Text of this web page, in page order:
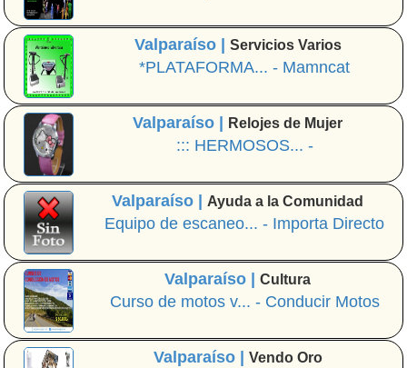
Valparaíso | Servicios Varios
*PLATAFORMA... - Mamncat
Valparaíso | Relojes de Mujer
::: HERMOSOS... -
Valparaíso |Ayuda a la Comunidad
Equipo de escaneo... - Importa Directo
Valparaíso |Cultura
Curso de motos v... - Conducir Motos
Valparaíso | Vendo Oro